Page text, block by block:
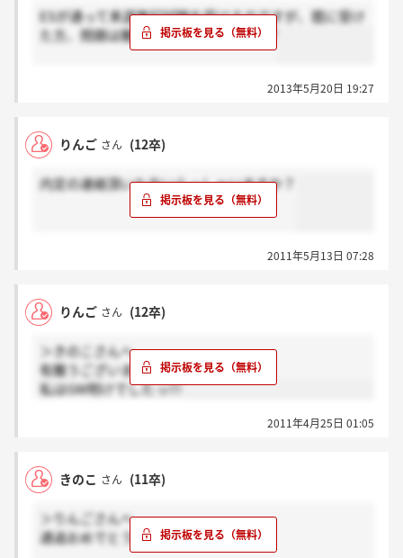
ESが通って来週筆記試験を受けるのですが、既に受け
た方、問題は難しかったですか(＞＜)??
2013年5月20日 19:27
りんご さん (12卒)
内定の連絡頂いた方いらっしゃいますか？
2011年5月13日 07:28
りんご さん (12卒)
＞きのこさんへ
有難うございます。頑張ります!!!!!
私はGW明けでしたっ!!!
2011年4月25日 01:05
きのこ さん (11卒)
＞りんごさんへ
通過おめでとうございます！